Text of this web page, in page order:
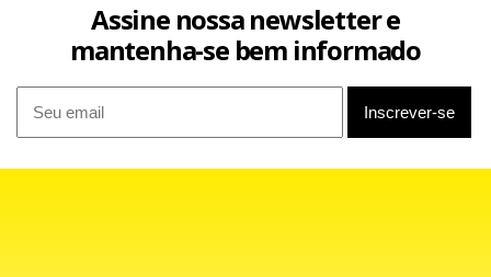
Assine nossa newsletter e
mantenha-se bem informado